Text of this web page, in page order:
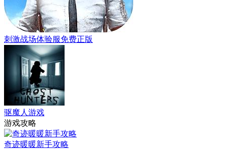
刺激战场体验服免费正版
驱魔人游戏
游戏攻略
奇迹暖暖新手攻略